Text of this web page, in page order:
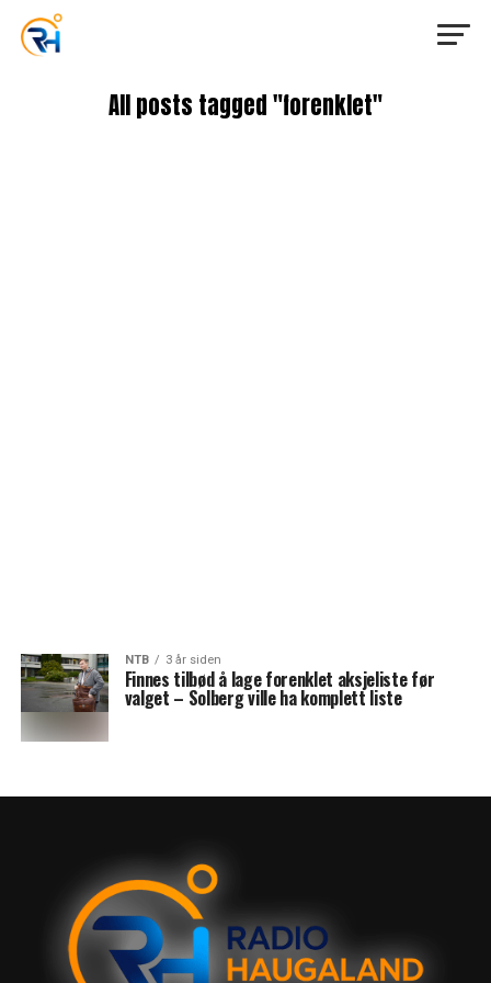
All posts tagged "forenklet"
NTB 3 år siden
Finnes tilbød å lage forenklet aksjeliste før
valget – Solberg ville ha komplett liste